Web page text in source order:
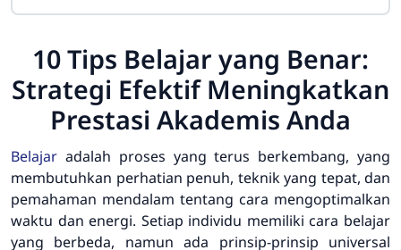
10 Tips Belajar yang Benar:
Strategi Efektif Meningkatkan
Prestasi Akademis Anda
Belajar adalah proses yang terus berkembang, yang
membutuhkan perhatian penuh, teknik yang tepat, dan
pemahaman mendalam tentang cara mengoptimalkan
waktu dan energi. Setiap individu memiliki cara belajar
yang berbeda, namun ada prinsip-prinsip universal